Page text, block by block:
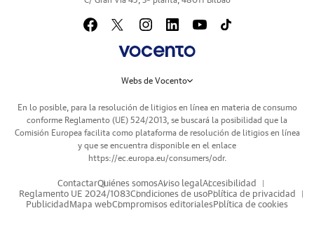
Webs de Vocento
En lo posible, para la resolución de litigios en línea en materia de consumo
conforme Reglamento (UE) 524/2013, se buscará la posibilidad que la
Comisión Europea facilita como plataforma de resolución de litigios en línea
y que se encuentra disponible en el enlace
https://ec.europa.eu/consumers/odr.
ContactarQuiénes somosAviso legalAccesibilidad
Reglamento UE 2024/1083Condiciones de usoPolítica de privacidad
Publicidad Mapa webCompromisos editorialesPolítica de cookies